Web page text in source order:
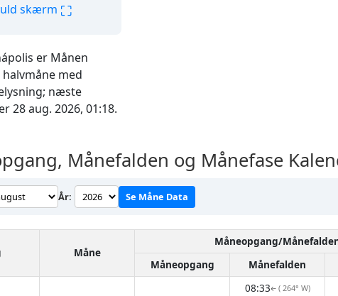
er Månen
med
næste
28 aug. 2026, 01:18.
skærm ⛶
Månefalden og Månefase
År: Se Måne Data
Måne
Måneopgang/
Måneopgang
Månefalden
08:33↑ ( 264° W)